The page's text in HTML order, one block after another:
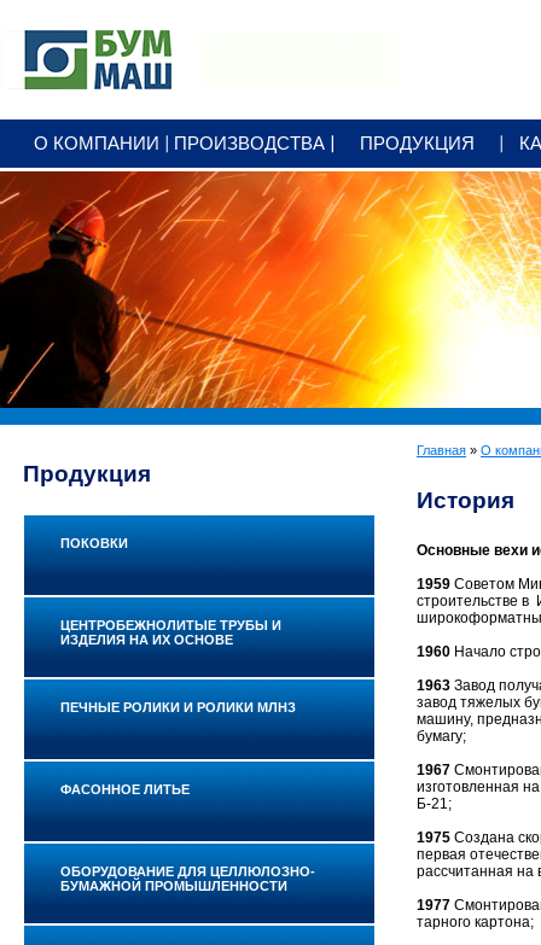
+7 341279 25 00
office@bummash.ru
О КОМПАНИИ ПРОИЗВОДСТВА ПРОДУКЦИЯ
Главная » О
История
Основные вехи
1959 Советом
строительстве в
1960 Начало
1963 Завод
завод тяжелых
машину,
бумагу;
1967
изготовленная
Б-21;
1975 Создана
первая
рассчитанная
1977
тарного картона;
Продукция
ПОКОВКИ
ЦЕНТРОБЕЖНОЛИТЫЕ ТРУБЫ И
ИЗДЕЛИЯ НА ИХ ОСНОВЕ
ПЕЧНЫЕ РОЛИКИ И РОЛИКИ МЛНЗ
ФАСОННОЕ ЛИТЬЕ
ОБОРУДОВАНИЕ ДЛЯ ЦЕЛЛЮЛОЗНО-
БУМАЖНОЙ ПРОМЫШЛЕННОСТИ